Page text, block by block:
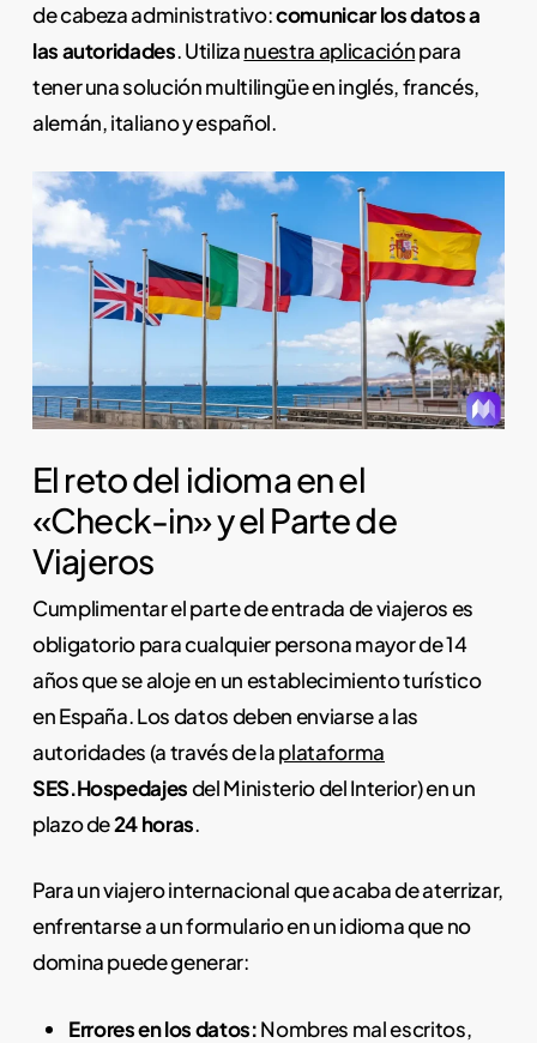
de cabeza administrativo:comunicar los datos a
las autoridades. Utilizanuestra aplicaciónpara
tener una solución multilingüe en inglés, francés,
alemán, italiano y español.
El reto del idioma en el
«Check-in» y el Parte de
Viajeros
Cumplimentar el parte de entrada de viajeros es
obligatorio para cualquier persona mayor de 14
años que se aloje en un establecimiento turístico
en España. Los datos deben enviarse a las
autoridades (a través de laplataforma
SES.Hospedajesdel Ministerio del Interior) en un
plazo de24 horas.
Para un viajero internacional que acaba de aterrizar,
enfrentarse a un formulario en un idioma que no
domina puede generar:
Errores en los datos:Nombres mal escritos,